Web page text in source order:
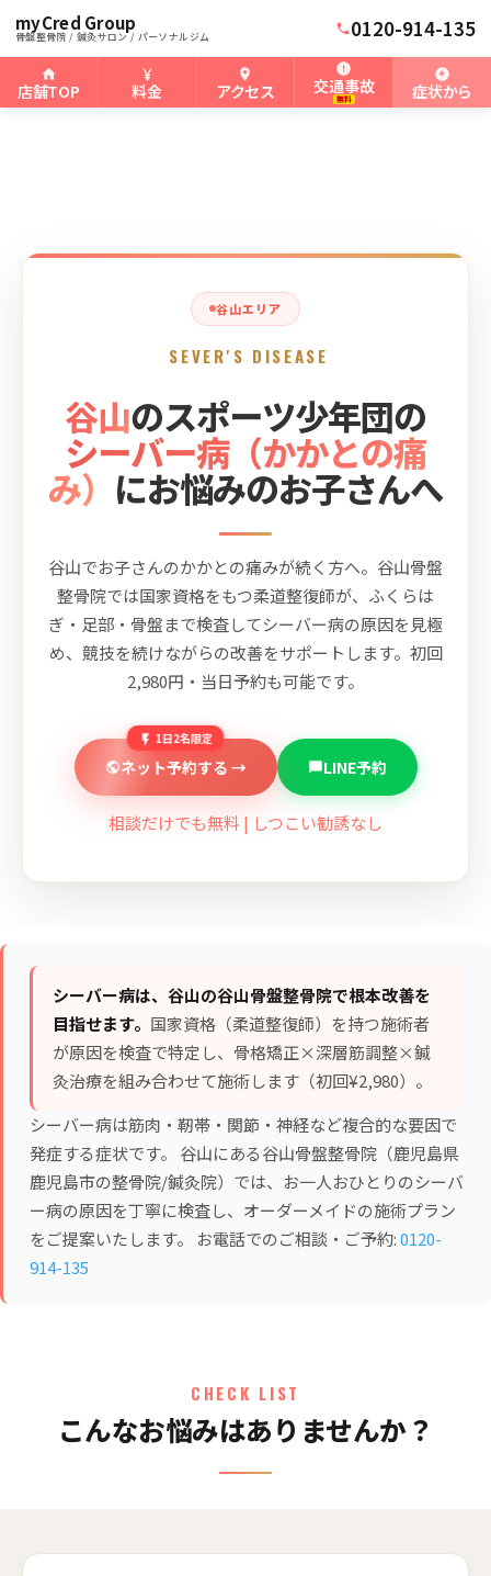
myCred Group
骨盤整骨院 / 鍼灸サロン / パーソナルジム 0120-914-135
店舗TOP 料金 アクセス 交通事故
無料 症状から
ホーム › 谷山骨盤整骨院
谷山エリア
SEVER'S DISEASE
谷山のスポーツ少年団の
シーバー病（かかとの痛
み） にお悩みのお子さんへ
谷山でお子さんのかかとの痛みが続く方へ。谷山骨盤
整骨院では国家資格をもつ柔道整復師が、ふくらは
ぎ・足部・骨盤まで検査してシーバー病の原因を見極
め、競技を続けながらの改善をサポートします。初回
2,980円・当日予約も可能です。
1日2名限定
ネット予約する → LINE予約
相談だけでも無料 | しつこい勧誘なし
シーバー病は、谷山の谷山骨盤整骨院で根本改善を
目指せます。 国家資格（柔道整復師）を持つ施術者
が原因を検査で特定し、 骨格矯正×深層筋調整×鍼
灸治療を組み合わせて施術します（初回¥2,980）。
シーバー病は筋肉・靭帯・関節・神経など複合的な要因で
発症する症状です。 谷山にある谷山骨盤整骨院（鹿児島県
鹿児島市の整骨院/鍼灸院）では、お一人おひとりのシーバ
ー病の原因を丁寧に検査し、オーダーメイドの施術プラン
をご提案いたします。 お電話でのご相談・ご予約:0120-
914-135
CHECK LIST
こんなお悩みはありませんか？